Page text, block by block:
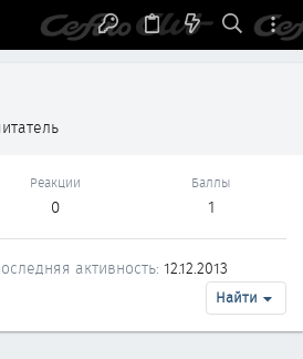
Реакции
0
Баллы
1
активность 12.12.2013
Найти